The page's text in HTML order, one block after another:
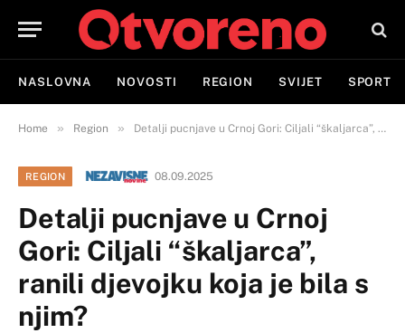
NASLOVNA NOVOSTI REGION SVIJET SPORT
Home » Region » Detalji pucnjave u Crnoj Gori: Ciljali “škaljarca”, ranili djevojku koja je bila s njim?
REGION 08.09.2025
Detalji pucnjave u Crnoj
Gori: Ciljali “škaljarca”,
ranili djevojku koja je bila s
njim?